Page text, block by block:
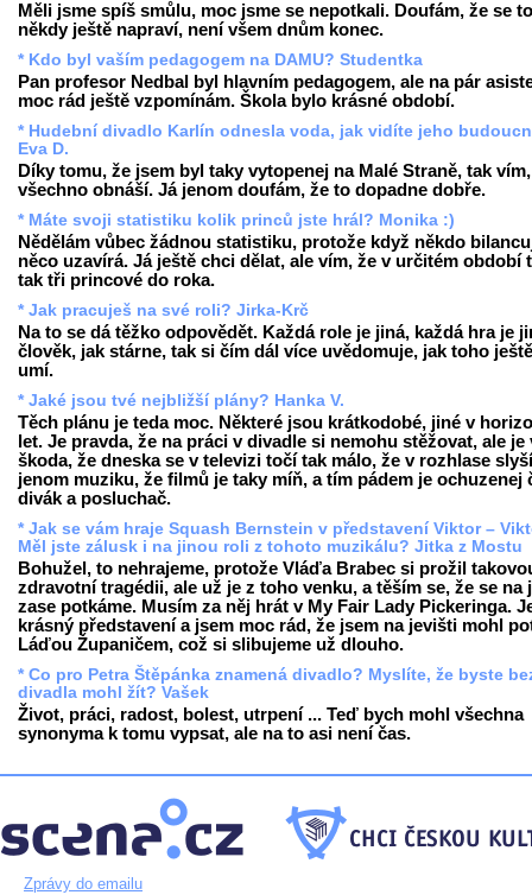
Měli jsme spíš smůlu, moc jsme se nepotkali. Doufám, že se to
někdy ještě napraví, není všem dnům konec.
* Kdo byl vaším pedagogem na DAMU? Studentka
Pan profesor Nedbal byl hlavním pedagogem, ale na pár
moc rád ještě vzpomínám. Škola bylo krásné období.
* Hudební divadlo Karlín odnesla voda, jak vidíte jeho
Eva D.
Díky tomu, že jsem byl taky vytopenej na Malé Straně, tak
všechno obnáší. Já jenom doufám, že to dopadne dobře.
* Máte svoji statistiku kolik princů jste hrál? Monika :)
Nědělám vůbec žádnou statistiku, protože když někdo
něco uzavírá. Já ještě chci dělat, ale vím, že v určitém období
tak tři princové do roka.
* Jak pracuješ na své roli? Jirka-Krč
Na to se dá těžko odpovědět. Každá role je jiná, každá hra je
člověk, jak stárne, tak si čím dál více uvědomuje, jak toho
umí.
* Jaké jsou tvé nejbližší plány? Hanka V.
Těch plánu je teda moc. Některé jsou krátkodobé, jiné v
let. Je pravda, že na práci v divadle si nemohu stěžovat, ale je
škoda, že dneska se v televizi točí tak málo, že v rozhlase
jenom muziku, že filmů je taky míň, a tím pádem je ochuzenej
divák a posluchač.
* Jak se vám hraje Squash Bernstein v představení Viktor –
Měl jste zálusk i na jinou roli z tohoto muzikálu? Jitka z Mostu
Bohužel, to nehrajeme, protože Vláďa Brabec si prožil
zdravotní tragédii, ale už je z toho venku, a těším se, že se na
zase potkáme. Musím za něj hrát v My Fair Lady Pickeringa.
krásný představení a jsem moc rád, že jsem na jevišti mohl
Láďou Županičem, což si slibujeme už dlouho.
* Co pro Petra Štěpánka znamená divadlo? Myslíte, že byste
divadla mohl žít? Vašek
Život, práci, radost, bolest, utrpení ... Teď bych mohl všechna
synonyma k tomu vypsat, ale na to asi není čas.
Zprávy do emailu